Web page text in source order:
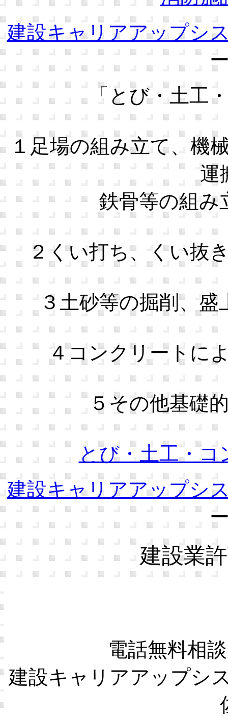
建設キャリアアップシ
「とび・土工
１足場の組み立て、機
運
鉄骨等の組み
２くい打ち、くい抜
３土砂等の掘削、
４コンクリートに
５その他基礎
とび・土工・
建設キャリアアップシ
建設業許
電話無料相
建設キャリアアップシ